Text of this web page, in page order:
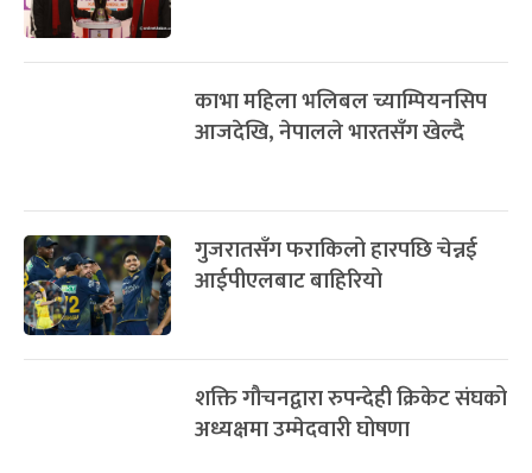
काभा महिला भलिबल च्याम्पियनसिप
आजदेखि, नेपालले भारतसँग खेल्दै
गुजरातसँग फराकिलो हारपछि चेन्नई
आईपीएलबाट बाहिरियो
शक्ति गौचनद्वारा रुपन्देही क्रिकेट संघको
अध्यक्षमा उम्मेदवारी घोषणा